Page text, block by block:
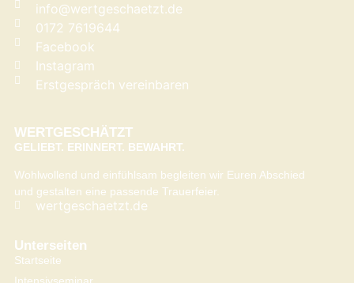
info@wertgeschaetzt.de
0172 7619644
Facebook
Instagram
Erstgespräch vereinbaren
WERTGESCHÄTZT
GELIEBT. ERINNERT. BEWAHRT.
Wohlwollend und einfühlsam begleiten wir Euren Abschied
und gestalten eine passende Trauerfeier.
wertgeschaetzt.de
Unterseiten
Startseite